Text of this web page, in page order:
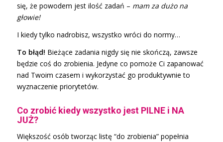
się, że powodem jest ilość zadań – mam za dużo na
głowie!
I kiedy tylko nadrobisz, wszystko wróci do normy…
To błąd! Bieżące zadania nigdy się nie skończą, zawsze
będzie coś do zrobienia. Jedyne co pomoże Ci zapanować
nad Twoim czasem i wykorzystać go produktywnie to
wyznaczenie priorytetów.
Co zrobić kiedy wszystko jest PILNE i NA
JUŻ?
Większość osób tworząc listę “do zrobienia” popełnia